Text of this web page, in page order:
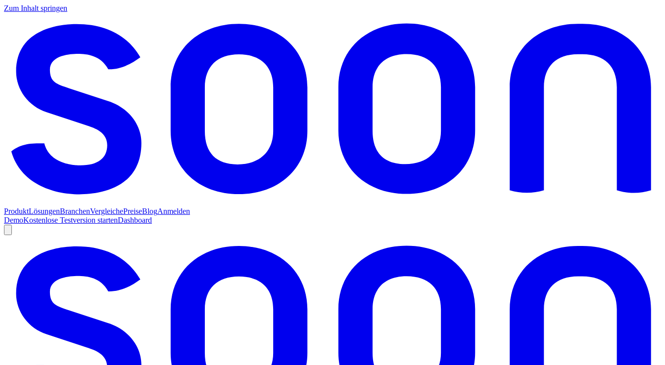
Zum Inhalt springen
ProduktLösungenBranchenVergleichePreiseBlogAnmelden
DemoKostenlose Testversion startenDashboard